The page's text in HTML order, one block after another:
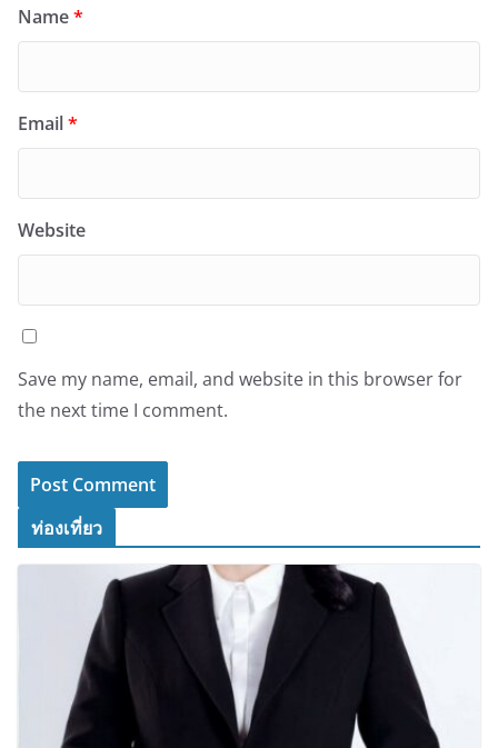
Name*
Email*
Website
Save my name, email, and website in this browser for
the next time I comment.
ท่องเที่ยว